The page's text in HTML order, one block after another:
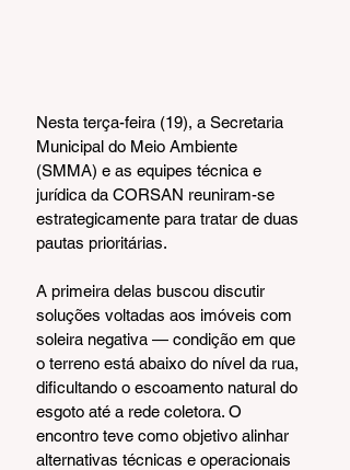
Nesta terça-feira (19), a Secretaria
Municipal do Meio Ambiente
(SMMA) e as equipes técnica e
jurídica da CORSAN reuniram-se
estrategicamente para tratar de duas
pautas prioritárias.
A primeira delas buscou discutir
soluções voltadas aos imóveis com
soleira negativa — condição em que
o terreno está abaixo do nível da rua,
dificultando o escoamento natural do
esgoto até a rede coletora. O
encontro teve como objetivo alinhar
alternativas técnicas e operacionais